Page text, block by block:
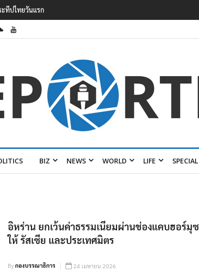
6.5% กวาดรายได้
50 ปี พร้อมส่ง 4 แบรนด์
BIZ NEWS WORLD LIFE SPECIAL
อิหร่าน ยกเว้นค่าธรรมเนียมผ่านช่องแคบฮอร์มุซ
ให้ รัสเซีย และประเทศมิตร
Byกองบรรณาธิการ 24 เมษายน 2026